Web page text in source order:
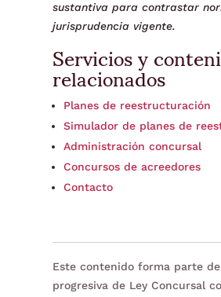
sustantiva para contrastar
jurisprudencia vigente.
Servicios y
relacionados
Planes de reestructuración
Simulador de planes de
Administración concursal
Concursos de acreedores
Contacto
Este contenido forma parte
progresiva de Ley Concursal